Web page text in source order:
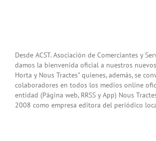
Desde ACST. Asociación de Comerciantes y
damos la bienvenida oficial a nuestros
Horta y Nous Tractes" quienes, además, se
colaboradores en todos los medios online
entidad (Página web, RRSS y App) Nous
2008 como empresa editora del periódico